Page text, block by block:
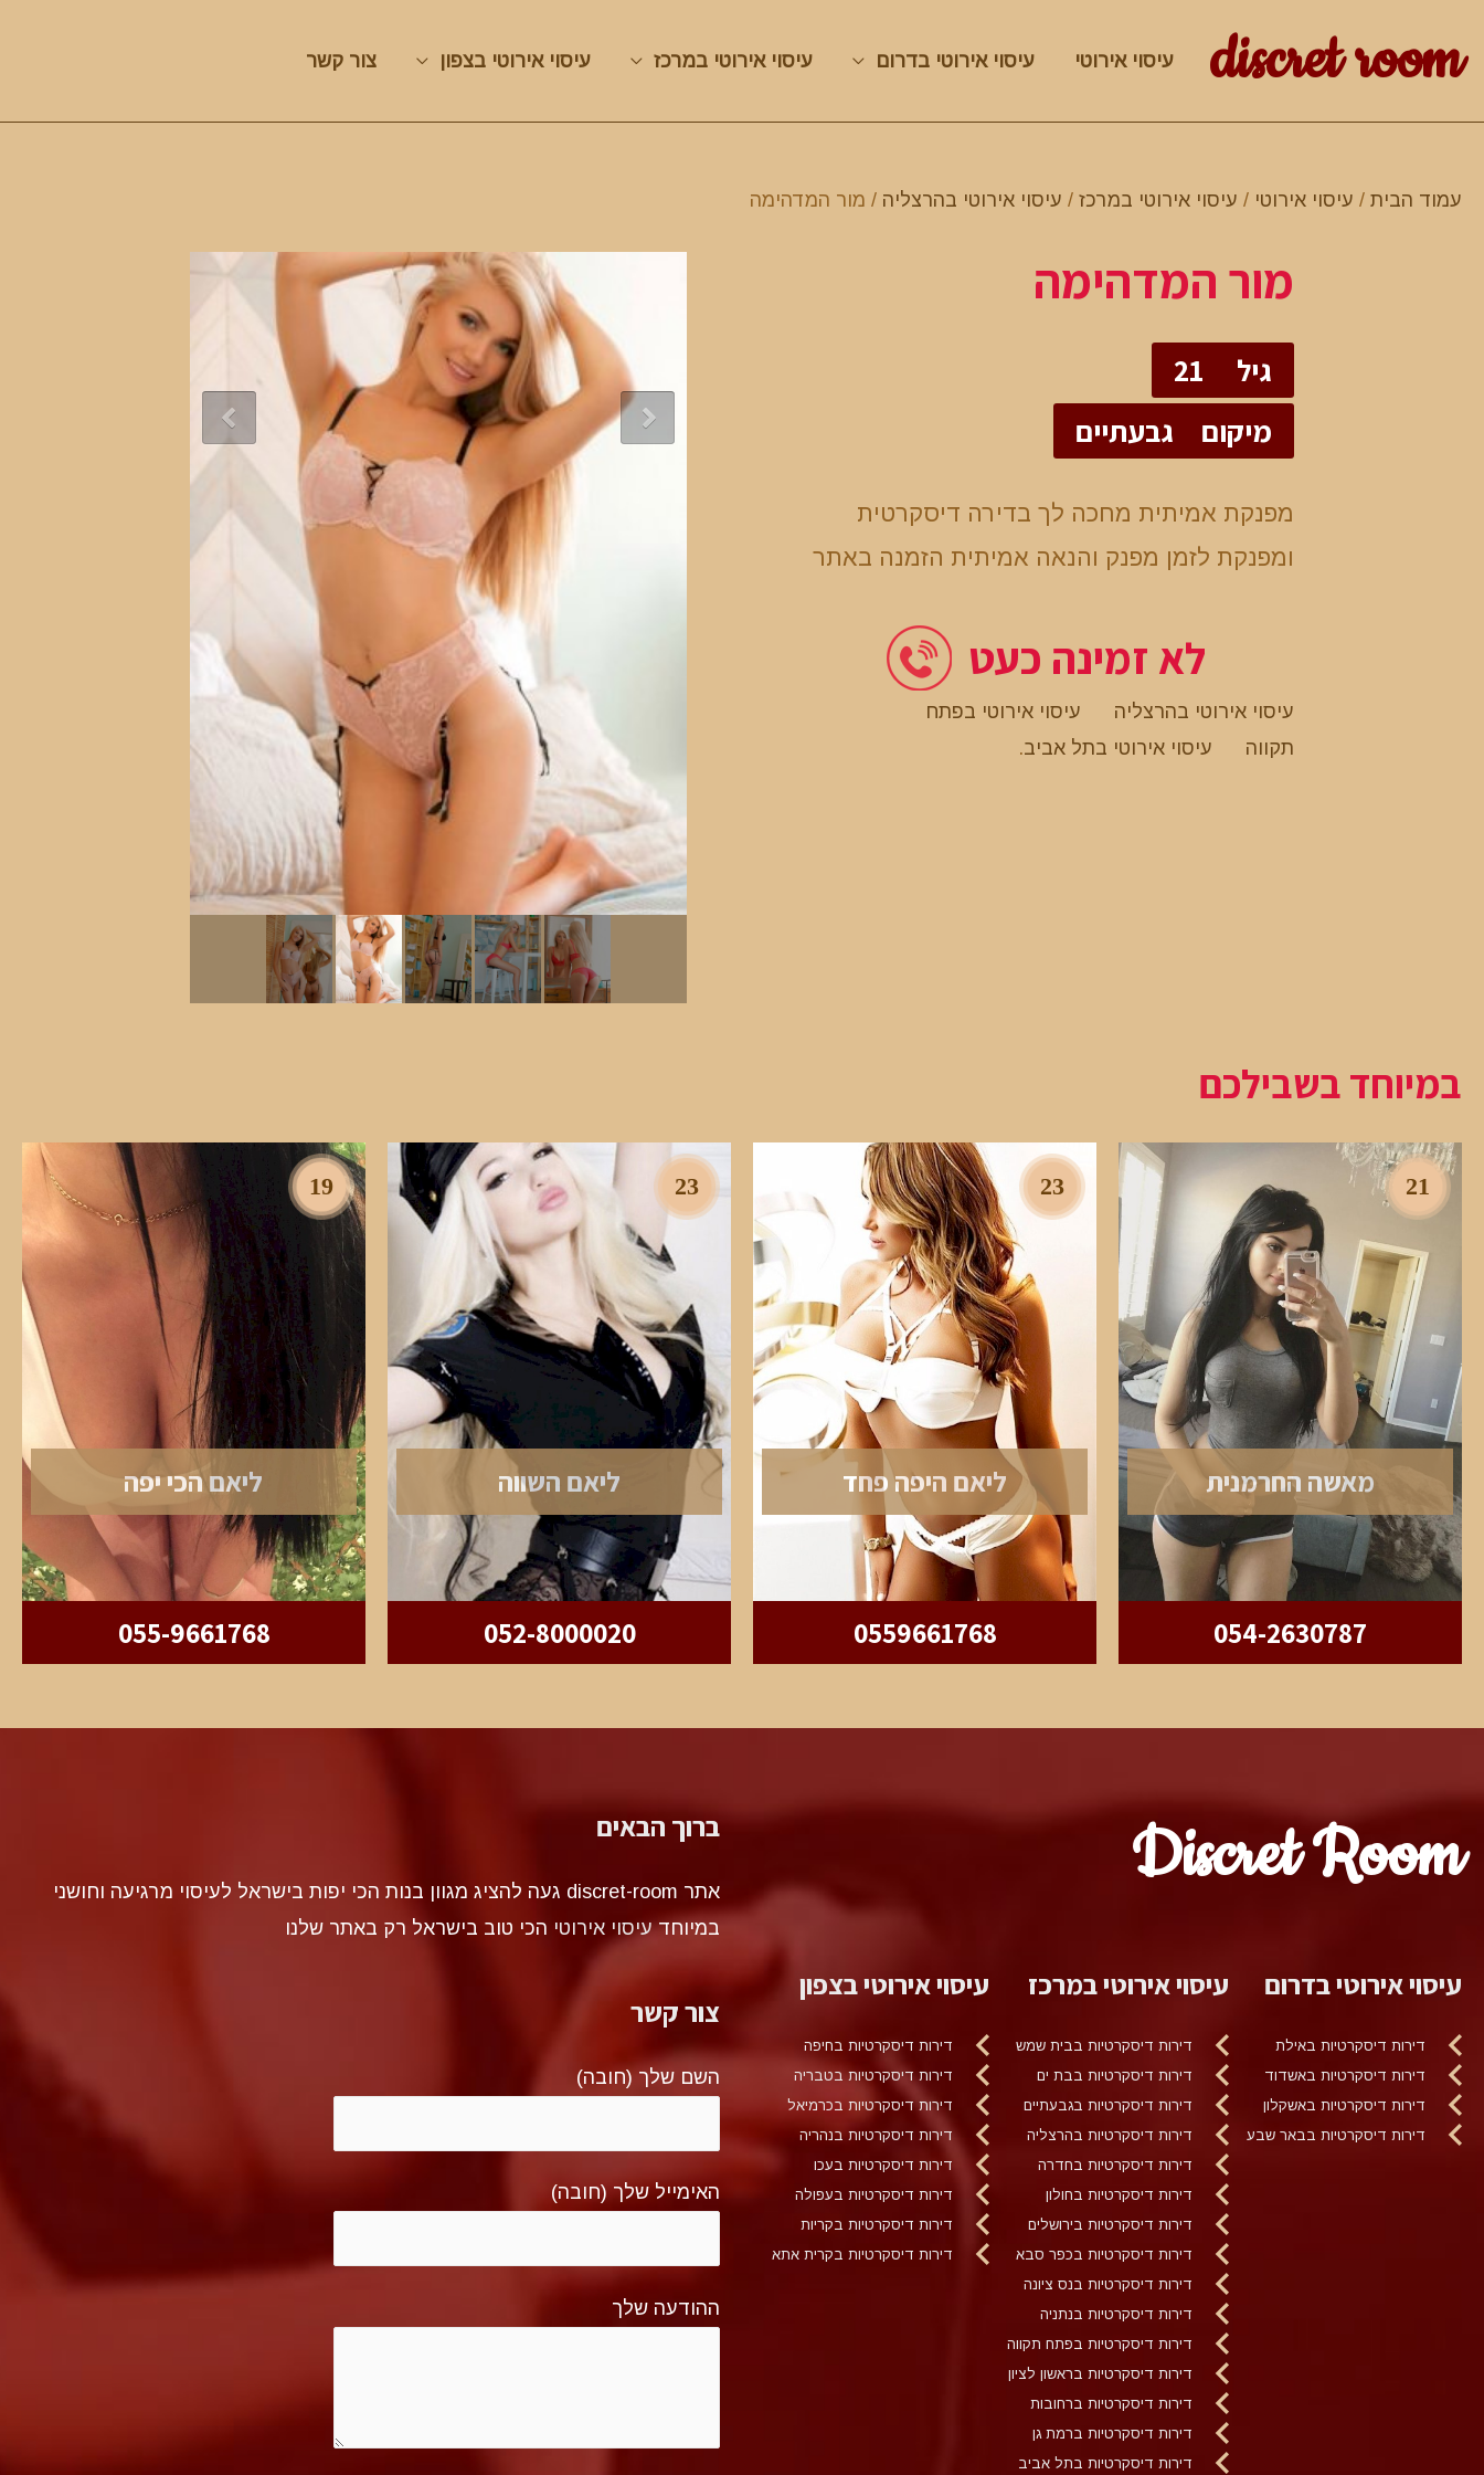
discret room עיסוי אירוטי עיסוי אירוטי בדרום עיסוי אירוטי במרכז עיסוי אירוטי בצפון צור קשר
עמוד הבית / עיסוי אירוטי / עיסוי אירוטי במרכז / עיסוי אירוטי בהרצליה / מור המדהימה
מור המדהימה
גיל
21
מיקום
גבעתיים
מפנקת אמיתית מחכה לך בדירה דיסקרטית
ומפנקת לזמן מפנק והנאה אמיתית הזמנה באתר
לא זמינה כעט
עיסוי אירוטי בהרצליה
עיסוי אירוטי בפתח
תקווה
עיסוי אירוטי בתל אביב.
במיוחד בשבילכם
21
מאשה החרמנית
054-2630787
23
ליאם היפה פחד
0559661768
23
ליאם השווה
052-8000020
19
ליאם הכי יפה
055-9661768
Discret Room
עיסוי אירוטי בדרום
דירות דיסקרטיות באילת
דירות דיסקרטיות באשדוד
דירות דיסקרטיות באשקלון
דירות דיסקרטיות בבאר שבע
עיסוי אירוטי במרכז
דירות דיסקרטיות בבית שמש
דירות דיסקרטיות בבת ים
דירות דיסקרטיות בגבעתיים
דירות דיסקרטיות בהרצליה
דירות דיסקרטיות בחדרה
דירות דיסקרטיות בחולון
דירות דיסקרטיות בירושלים
דירות דיסקרטיות בכפר סבא
דירות דיסקרטיות בנס ציונה
דירות דיסקרטיות בנתניה
דירות דיסקרטיות בפתח תקווה
דירות דיסקרטיות בראשון לציון
דירות דיסקרטיות ברחובות
דירות דיסקרטיות ברמת גן
דירות דיסקרטיות בתל אביב
עיסוי אירוטי בצפון
דירות דיסקרטיות בחיפה
דירות דיסקרטיות בטבריה
דירות דיסקרטיות בכרמיאל
דירות דיסקרטיות בנהריה
דירות דיסקרטיות בעכו
דירות דיסקרטיות בעפולה
דירות דיסקרטיות בקריות
דירות דיסקרטיות בקרית אתא
ברוך הבאים
אתר discret-room געה להציג מגוון בנות הכי יפות בישראל לעיסוי מרגיעה וחושני
במיוחדעיסוי אירוטי הכי טוב בישראל רק באתר שלנו
צור קשר
השם שלך (חובה)
האימייל שלך (חובה)
ההודעה שלך